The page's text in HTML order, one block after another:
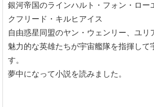
銀河帝国のラインハルト・フォン・ロー
クフリード・キルヒアイス
自由惑星同盟のヤン・ウェンリー、ユリ
魅力的な英雄たちが宇宙艦隊を指揮して
す。
夢中になって小説を読みました。